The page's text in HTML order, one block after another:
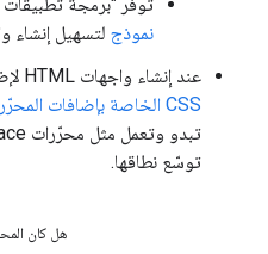
نموذج لتسهيل إنشاء
عند إنشاء واجهات HTML لإضافات المحرّر، استخدِم
CSS الخاصة بإضافات المحرّر
توسّع نطاقها.
هل كان